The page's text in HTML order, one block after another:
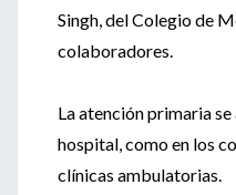
Singh, del Colegio de
colaboradores.
La atención primaria
hospital, como en los
clínicas ambulatorias.